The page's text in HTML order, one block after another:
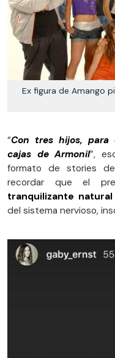
Ex figura de Amango
“Con tres hijos, para
cajas de Armonil”,
formato de stories
recordar que el
tranquilizante natural
del sistema nervioso,